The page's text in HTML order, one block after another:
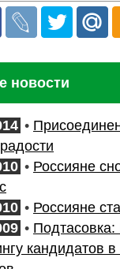
новости
•
• Россияне
• Россияне
•
кандидатов